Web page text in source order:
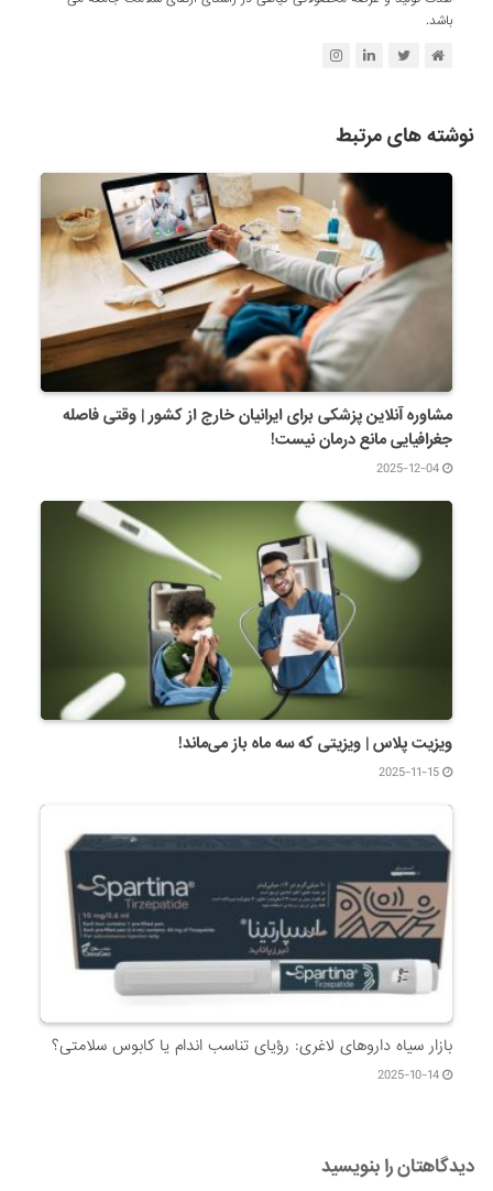
باشد.
نوشته های مرتبط
مشاوره آنلاین پزشکی برای ایرانیان خارج از کشور | وقتی فاصله
جغرافیایی مانع درمان نیست!
2025-12-04
ویزیت پلاس | ویزیتی که سه ماه باز می‌ماند!
2025-11-15
بازار سیاه داروهای لاغری: رؤیای تناسب اندام یا کابوس سلامتی؟
2025-10-14
دیدگاهتان را بنویسید